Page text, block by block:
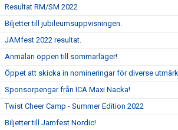
Resultat RM/SM 2022
Biljetter till jubileumsuppvisningen.
JAMfest 2022 resultat.
Anmälan öppen till sommarläger!
Öppet att skicka in nomineringar för diverse
Sponsorpengar från ICA Maxi Nacka!
Twist Cheer Camp - Summer Edition 2022
Biljetter till Jamfest Nordic!